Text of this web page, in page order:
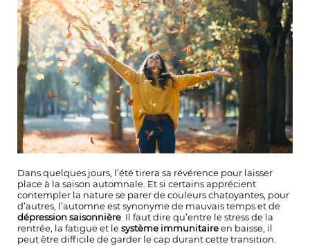
Dans quelques jours, l’été tirera sa révérence pour laisser
place à la saison automnale. Et si certains apprécient
contempler la nature se parer de couleurs chatoyantes, pour
d’autres, l’automne est synonyme de mauvais temps et de
dépression saisonnière . Il faut dire qu’entre le stress de la
rentrée, la fatigue et lesystème immunitaireen baisse, il
peut être difficile de garder le cap durant cette transition.